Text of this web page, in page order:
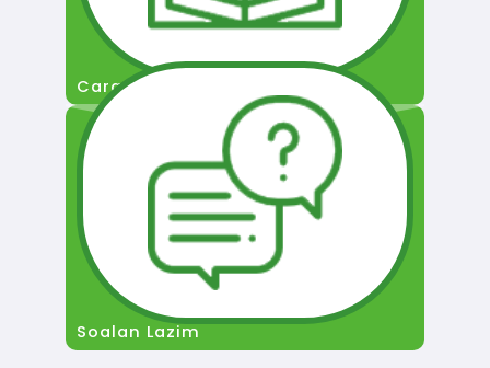
Cara Permohonan
Soalan Lazim